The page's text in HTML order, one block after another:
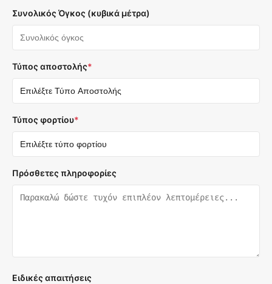
Συνολικός Όγκος (κυβικά μέτρα)
Τύπος αποστολής*
Τύπος φορτίου*
Πρόσθετες πληροφορίες
Ειδικές απαιτήσεις